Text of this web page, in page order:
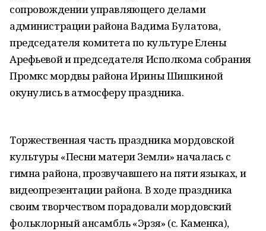
сопровождении управляющего делами
администрации района Вадима Булатова,
председателя комитета по культуре Елены
Арефьевой и председателя Исполкома собрания
Промкс мордвы района Ирины Шишкиной
окунулись в атмосферу праздника.
Торжественная часть праздника мордовской
культуры «Песни матери Земли» началась с
гимна района, прозвучавшего на пяти языках, и
видеопрезентации района. В ходе праздника
своим творчеством порадовали мордовский
фольклорный ансамбль «Эрзя» (с. Каменка),